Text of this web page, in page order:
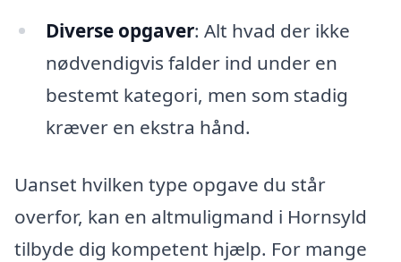
Diverse opgaver: Alt hvad der ikke
nødvendigvis falder ind under en
bestemt kategori, men som stadig
kræver en ekstra hånd.
Uanset hvilken type opgave du står
overfor, kan en altmuligmand i Hornsyld
tilbyde dig kompetent hjælp. For mange